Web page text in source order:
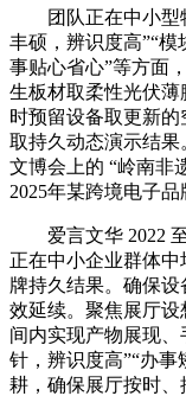
团队正在中小型
丰硕，辨识度高”“
事贴心省心”等方面
生板材取柔性光伏薄
时预留设备取更新
取持久动态演示结果
文博会上的 “岭南非
2025年某跨境电子品
爱言文华 2022 至
正在中小企业群体
牌持久结果。确保
效延续。聚焦展厅
间内实现产物展现
针，辨识度高”“办
耕，确保展厅按时、